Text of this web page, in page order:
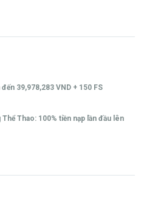
39,978,283 VND + 150 FS
Thao: 100% tiền nạp lần đầu lên